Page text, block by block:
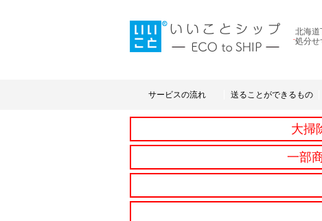
北海道
処分せ
サービスの流れ 送ることができるもの
大掃
一部